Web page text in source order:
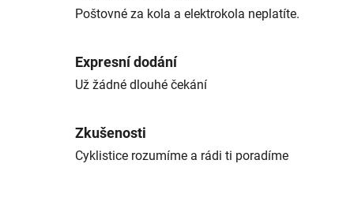
Poštovné za kola a elektrokola neplatíte.
Expresní dodání
Už žádné dlouhé čekání
Zkušenosti
Cyklistice rozumíme a rádi ti poradíme